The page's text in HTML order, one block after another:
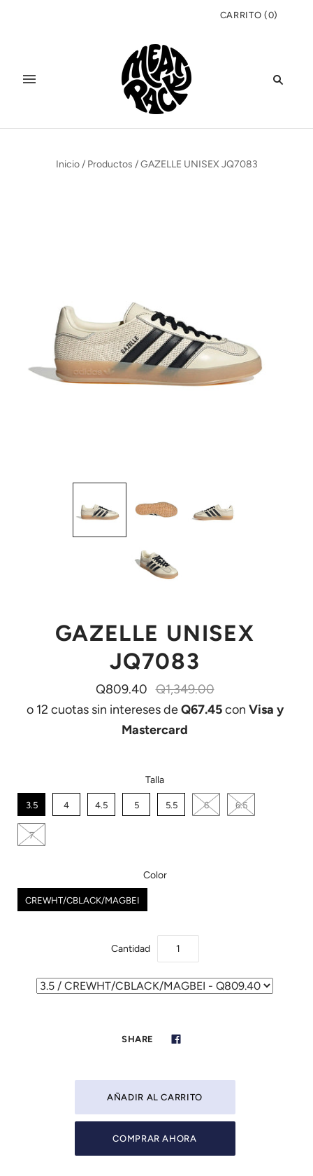
CARRITO (0)
Inicio / Productos / GAZELLE UNISEX JQ7083
GAZELLE UNISEX
JQ7083
Q809.40 Q1,349.00
o 12 cuotas sin intereses deQ67.45con Visa y
Mastercard
Talla
3.5 4 4.5 5 5.5 6 6.5
7
Color
CREWHT/CBLACK/MAGBEI
Cantidad
SHARE
COMPRAR AHORA